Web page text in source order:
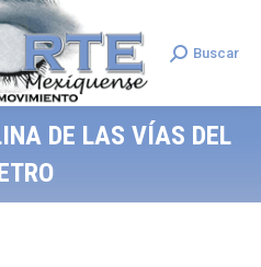
Search:
Buscar
DE LAS VÍAS DEL